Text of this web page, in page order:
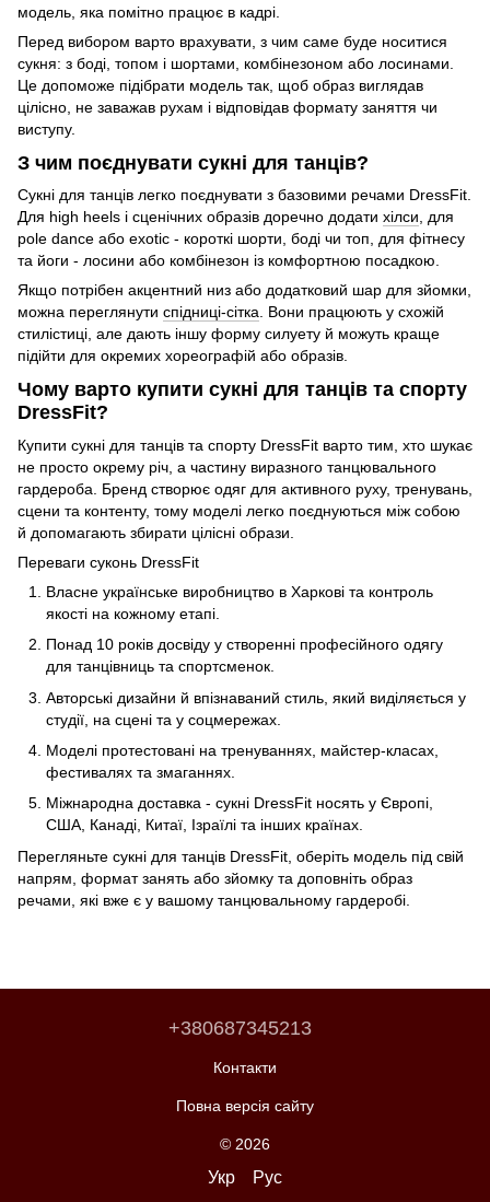
модель, яка помітно працює в кадрі.
Перед вибором варто врахувати, з чим саме буде носитися
сукня: з боді, топом і шортами, комбінезоном або лосинами.
Це допоможе підібрати модель так, щоб образ виглядав
цілісно, не заважав рухам і відповідав формату заняття чи
виступу.
З чим поєднувати сукні для танців?
Сукні для танців легко поєднувати з базовими речами DressFit.
Для high heels і сценічних образів доречно додати хілси, для
pole dance або exotic - короткі шорти, боді чи топ, для фітнесу
та йоги - лосини або комбінезон із комфортною посадкою.
Якщо потрібен акцентний низ або додатковий шар для зйомки,
можна переглянути спідниці-сітка. Вони працюють у схожій
стилістиці, але дають іншу форму силуету й можуть краще
підійти для окремих хореографій або образів.
Чому варто купити сукні для танців та спорту
DressFit?
Купити сукні для танців та спорту DressFit варто тим, хто шукає
не просто окрему річ, а частину виразного танцювального
гардероба. Бренд створює одяг для активного руху, тренувань,
сцени та контенту, тому моделі легко поєднуються між собою
й допомагають збирати цілісні образи.
Переваги суконь DressFit
Власне українське виробництво в Харкові та контроль
якості на кожному етапі.
Понад 10 років досвіду у створенні професійного одягу
для танцівниць та спортсменок.
Авторські дизайни й впізнаваний стиль, який виділяється у
студії, на сцені та у соцмережах.
Моделі протестовані на тренуваннях, майстер-класах,
фестивалях та змаганнях.
Міжнародна доставка - сукні DressFit носять у Європі,
США, Канаді, Китаї, Ізраїлі та інших країнах.
Перегляньте сукні для танців DressFit, оберіть модель під свій
напрям, формат занять або зйомку та доповніть образ
речами, які вже є у вашому танцювальному гардеробі.
+380687345213
Контакти
Повна версія сайту
© 2026
Укр Рус